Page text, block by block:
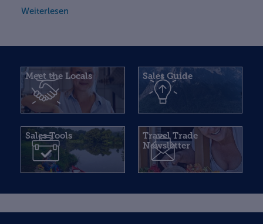
Weiterlesen
Meet the Locals Sales Guide
Sales Tools
Travel Trade
Newsletter